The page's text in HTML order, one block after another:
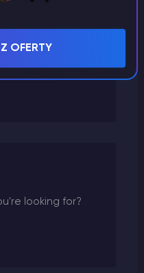
looking for?
OFERTY